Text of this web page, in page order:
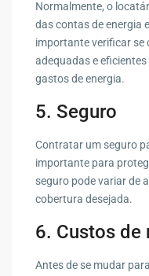
Normalmente, o
das contas de energia
importante verificar se
adequadas e
gastos de energia.
5. Seguro
Contratar um seguro
importante para
seguro pode variar de
cobertura desejada.
6. Custos de
Antes de se mudar